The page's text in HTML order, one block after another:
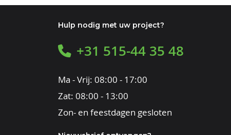
Hulp nodig met uw project?
+31 515-44 35 48
Ma - Vrij: 08:00 - 17:00
Zat: 08:00 - 13:00
Zon- en feestdagen gesloten